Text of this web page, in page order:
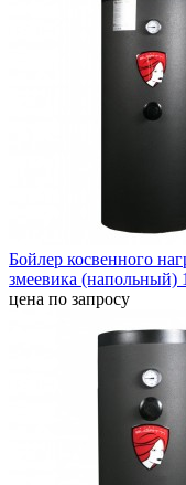
Бойлер косвенного
змеевика (напольный)
цена по запросу